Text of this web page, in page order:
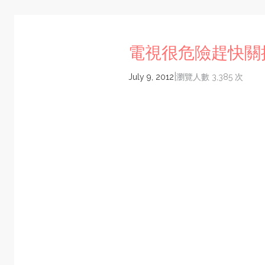
電視很危險趕快
July 9, 2012 瀏覽人數 3,385 次